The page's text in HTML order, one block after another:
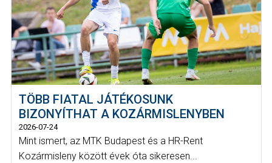
TÖBB FIATAL JÁTÉKOSUNK
BIZONYÍTHAT A KOZÁRMISLENYBEN
2026-07-24
Mint ismert, az MTK Budapest és a HR-Rent
Kozármisleny között évek óta sikeresen...